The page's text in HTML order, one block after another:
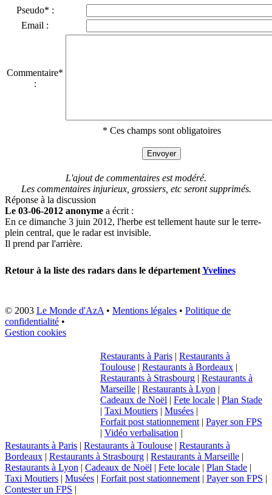
Pseudo* :
Email :
Commentaire*
:
* Ces champs sont obligatoires
L'ajout de commentaires est modéré.
Les commentaires injurieux, grossiers, etc seront supprimés.
Réponse à la discussion
Le 03-06-2012 anonyme a écrit :
En ce dimanche 3 juin 2012, l'herbe est tellement haute sur le terre-
plein central, que le radar est invisible.
Il prend par l'arrière.
Retour à la liste des radars dans le départementYvelines
© 2003 Le Monde d'AzA • Mentions légales • Politique de
confidentialité •
Gestion cookies
Restaurants à Paris | Restaurants à
Toulouse | Restaurants à Bordeaux |
Restaurants à Strasbourg | Restaurants à
Marseille | Restaurants à Lyon |
Cadeaux de Noël | Fete locale | Plan Stade
| Taxi Moutiers | Musées |
Forfait post stationnement | Payer son FPS
| Vidéo verbalisation |
Restaurants à Paris | Restaurants à Toulouse | Restaurants à
Bordeaux | Restaurants à Strasbourg | Restaurants à Marseille |
Restaurants à Lyon | Cadeaux de Noël | Fete locale | Plan Stade |
Taxi Moutiers | Musées | Forfait post stationnement | Payer son FPS |
Contester un FPS |